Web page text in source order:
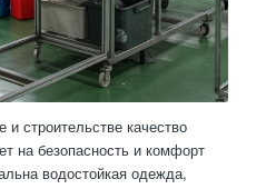
строительстве качество
на безопасность и комфорт
водостойкая одежда,